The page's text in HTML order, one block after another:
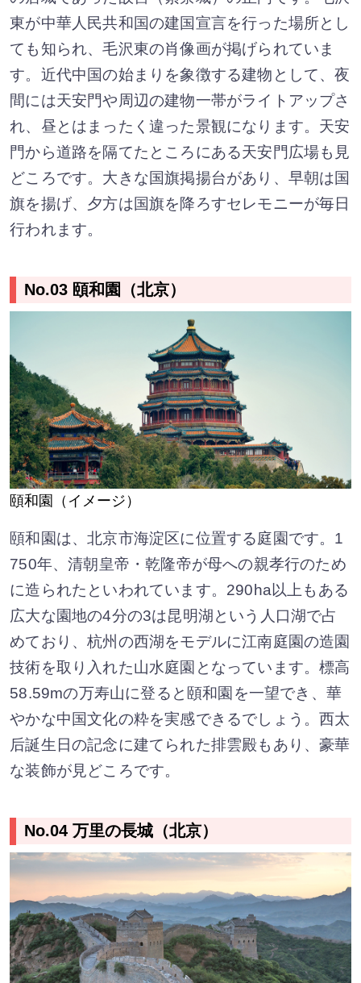
東が中華人民共和国の建国宣言を行った場所とし
ても知られ、毛沢東の肖像画が掲げられていま
す。近代中国の始まりを象徴する建物として、夜
間には天安門や周辺の建物一帯がライトアップさ
れ、昼とはまったく違った景観になります。天安
門から道路を隔てたところにある天安門広場も見
どころです。大きな国旗掲揚台があり、早朝は国
旗を揚げ、夕方は国旗を降ろすセレモニーが毎日
行われます。
No.03 頤和園（北京）
頤和園（イメージ）
頤和園は、北京市海淀区に位置する庭園です。1
750年、清朝皇帝・乾隆帝が母への親孝行のため
に造られたといわれています。290ha以上もある
広大な園地の4分の3は昆明湖という人口湖で占
めており、杭州の西湖をモデルに江南庭園の造園
技術を取り入れた山水庭園となっています。標高
58.59mの万寿山に登ると頤和園を一望でき、華
やかな中国文化の粋を実感できるでしょう。西太
后誕生日の記念に建てられた排雲殿もあり、豪華
な装飾が見どころです。
No.04 万里の長城（北京）